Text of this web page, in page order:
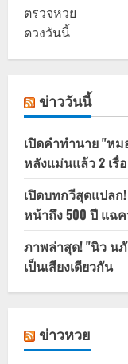
ตรวจหวย
ดวงวันนี้
ข่าววันนี้
เปิดคำทำนาย "ห
หลังแม่นแล้ว 2 เรื่
เปิดบทกวีสุดแปล
หน้าถึง 500 ปี แฉ
ภาพล่าสุด! "นิว น
เป็นเสียงเดียวกัน
ข่าวหวย